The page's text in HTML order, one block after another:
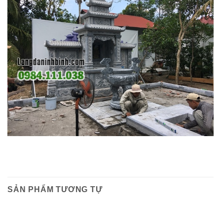
SẢN PHẨM TƯƠNG TỰ